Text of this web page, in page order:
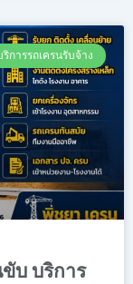
ริการรถเครนรับจ้าง
บ บริการ